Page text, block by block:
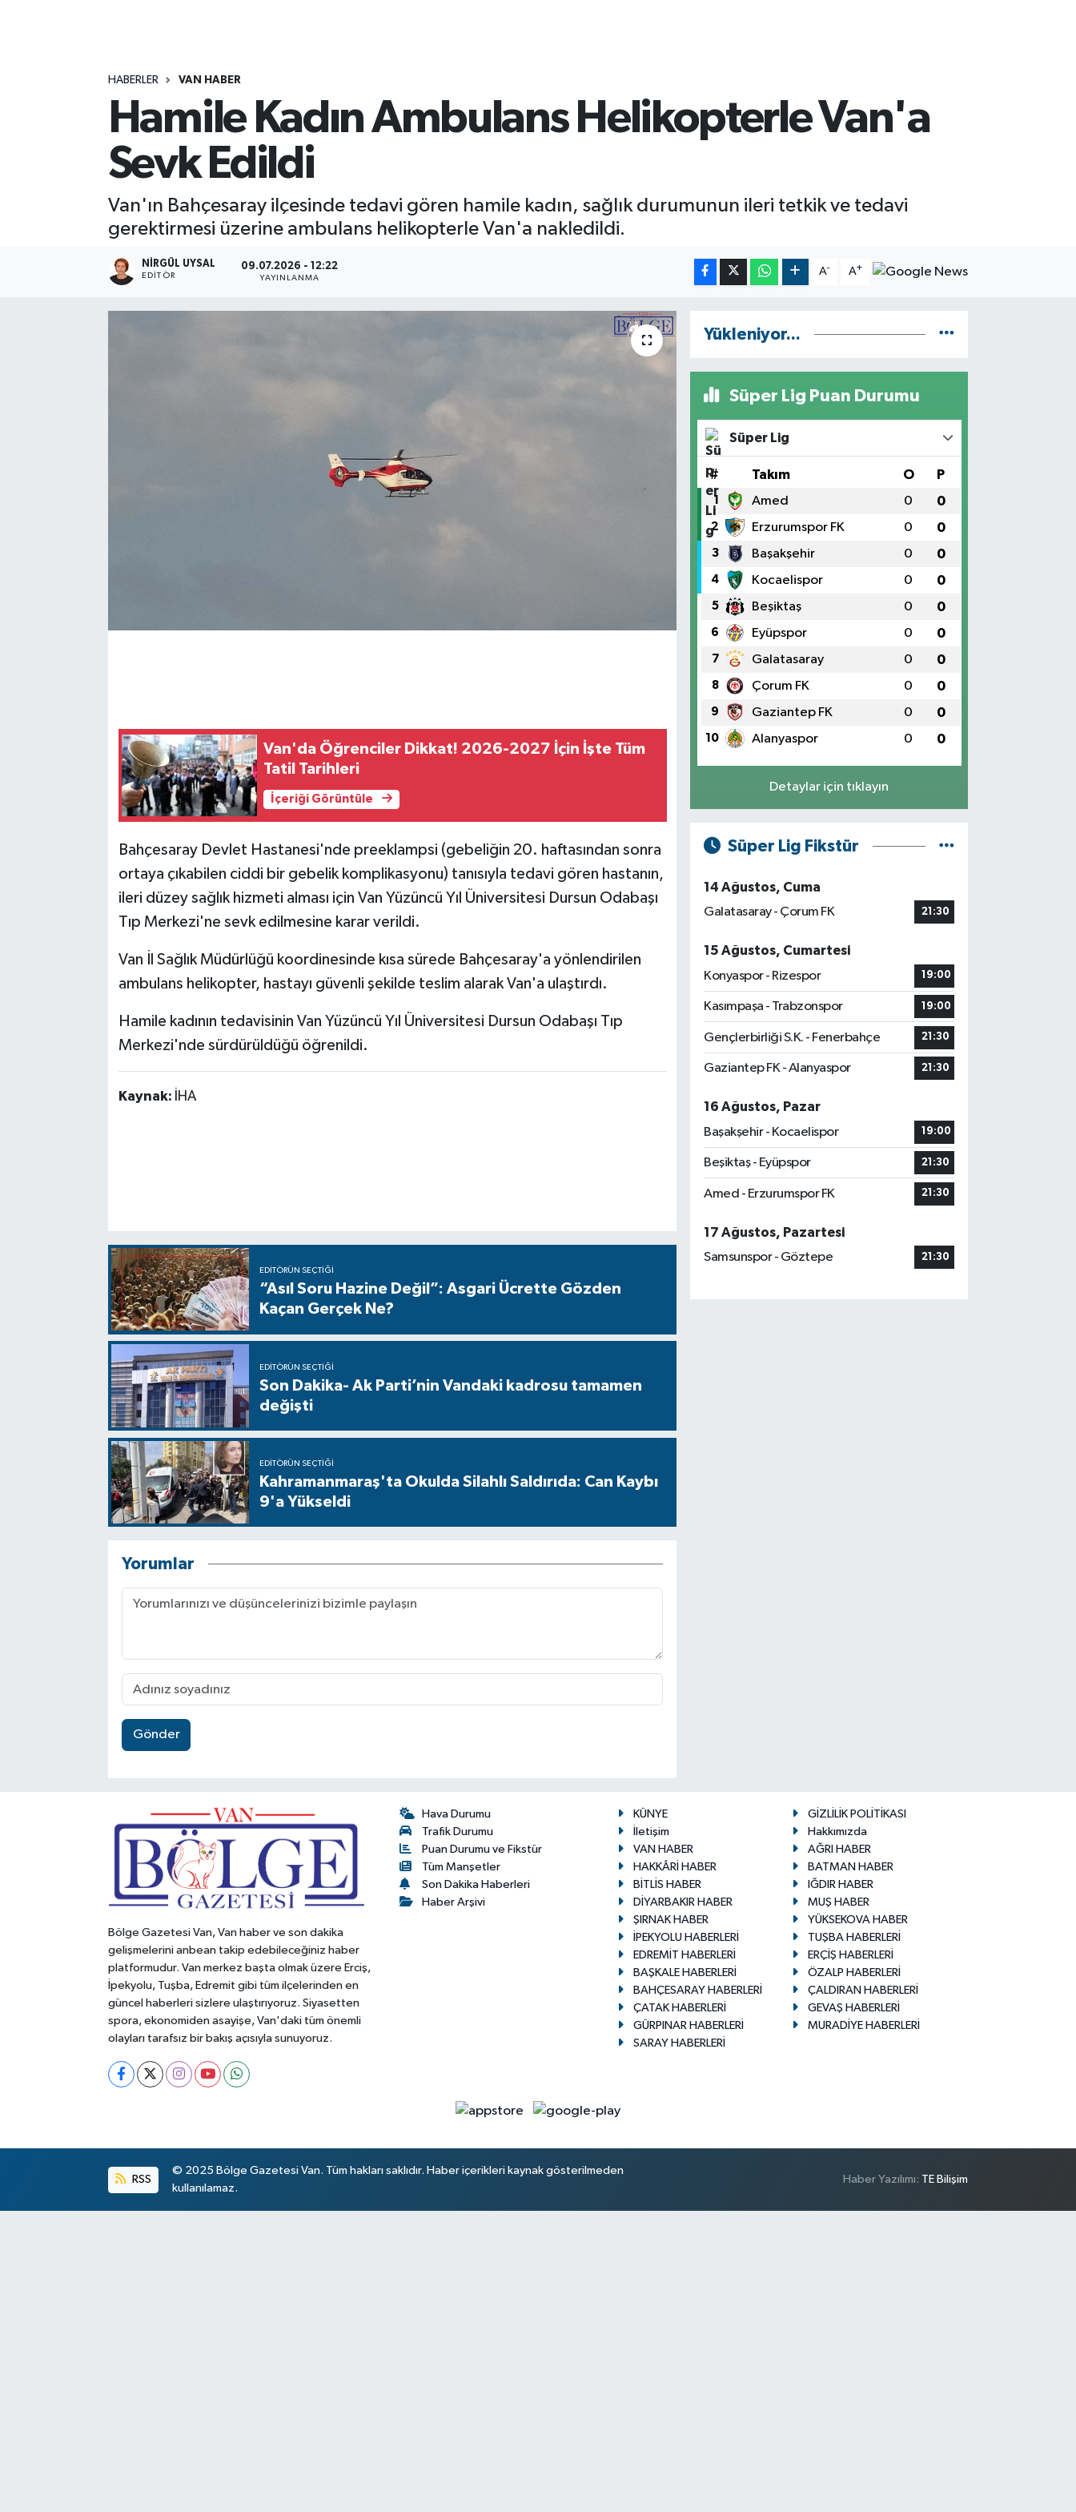
HABERLER VAN HABER
Hamile Kadın Ambulans Helikopterle Van'a
Sevk Edildi
Van'ın Bahçesaray ilçesinde tedavi gören hamile kadın, sağlık durumunun ileri tetkik ve tedavi
gerektirmesi üzerine ambulans helikopterle Van'a nakledildi.
NIRGÜL UYSAL
EDİTÖR
09.07.2026 - 12:22
YAYINLANMA
A- A+
Van'da Öğrenciler Dikkat! 2026-2027 İçin İşte Tüm
Tatil Tarihleri
İçeriği Görüntüle
Bahçesaray Devlet Hastanesi'nde preeklampsi (gebeliğin 20. haftasından sonra
ortaya çıkabilen ciddi bir gebelik komplikasyonu) tanısıyla tedavi gören hastanın,
ileri düzey sağlık hizmeti alması için Van Yüzüncü Yıl Üniversitesi Dursun Odabaşı
Tıp Merkezi'ne sevk edilmesine karar verildi.
Van İl Sağlık Müdürlüğü koordinesinde kısa sürede Bahçesaray'a yönlendirilen
ambulans helikopter, hastayı güvenli şekilde teslim alarak Van'a ulaştırdı.
Hamile kadının tedavisinin Van Yüzüncü Yıl Üniversitesi Dursun Odabaşı Tıp
Merkezi'nde sürdürüldüğü öğrenildi.
Kaynak: İHA
EDITÖRÜN SEÇTIĞI
“Asıl Soru Hazine Değil”: Asgari Ücrette Gözden
Kaçan Gerçek Ne?
EDITÖRÜN SEÇTIĞI
Son Dakika- Ak Parti’nin Vandaki kadrosu tamamen
değişti
EDITÖRÜN SEÇTIĞI
Kahramanmaraş'ta Okulda Silahlı Saldırıda: Can Kaybı
9'a Yükseldi
Yorumlar
Gönder
Yükleniyor...
Süper Lig Puan Durumu
Süper Lig
# Takım O P
1 Amed 0 0
2 Erzurumspor FK 0 0
3 Başakşehir 0 0
4 Kocaelispor 0 0
5 Beşiktaş 0 0
6 Eyüpspor 0 0
7 Galatasaray 0 0
8 Çorum FK 0 0
9 Gaziantep FK 0 0
10 Alanyaspor 0 0
Detaylar için tıklayın
Süper Lig Fikstür
14 Ağustos, Cuma
Galatasaray - Çorum FK
21:30
15 Ağustos, Cumartesi
Konyaspor - Rizespor
19:00
Kasımpaşa - Trabzonspor 19:00
Gençlerbirliği S.K. - Fenerbahçe 21:30
Gaziantep FK - Alanyaspor 21:30
16 Ağustos, Pazar
Başakşehir - Kocaelispor
19:00
Beşiktaş - Eyüpspor 21:30
Amed - Erzurumspor FK 21:30
17 Ağustos, Pazartesi
Samsunspor - Göztepe
21:30
Bölge Gazetesi Van, Van haber ve son dakika
gelişmelerini anbean takip edebileceğiniz haber
platformudur. Van merkez başta olmak üzere Erciş,
İpekyolu, Tuşba, Edremit gibi tüm ilçelerinden en
güncel haberleri sizlere ulaştırıyoruz. Siyasetten
spora, ekonomiden asayişe, Van'daki tüm önemli
olayları tarafsız bir bakış açısıyla sunuyoruz.
Hava Durumu
Trafik Durumu
Puan Durumu ve Fikstür
Tüm Manşetler
Son Dakika Haberleri
Haber Arşivi
KÜNYE
GİZLİLİK POLİTİKASI
İletişim
Hakkımızda
VAN HABER
AĞRI HABER
HAKKÂRİ HABER
BATMAN HABER
BİTLİS HABER
IĞDIR HABER
DİYARBAKIR HABER
MUŞ HABER
ŞIRNAK HABER
YÜKSEKOVA HABER
İPEKYOLU HABERLERİ
TUŞBA HABERLERİ
EDREMİT HABERLERİ
ERÇİŞ HABERLERİ
BAŞKALE HABERLERİ
ÖZALP HABERLERİ
BAHÇESARAY HABERLERİ
ÇALDIRAN HABERLERİ
ÇATAK HABERLERİ
GEVAŞ HABERLERİ
GÜRPINAR HABERLERİ
MURADİYE HABERLERİ
SARAY HABERLERİ
RSS
© 2025 Bölge Gazetesi Van. Tüm hakları saklıdır. Haber içerikleri kaynak gösterilmeden
kullanılamaz.
Haber Yazılımı: TE Bilişim